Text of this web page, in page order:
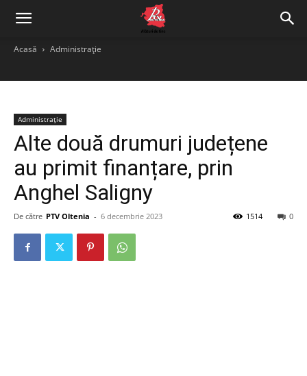
Acasă Administrație
Administrație
Alte două drumuri județene
au primit finanțare, prin
Anghel Saligny
De către PTV Oltenia - 6 decembrie 2023 0
1514